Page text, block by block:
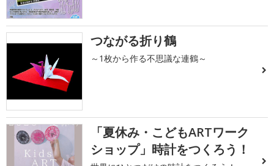
つながる折り鶴
～1枚から作る不思議な連鶴～
「夏休み・こどもARTワーク
ショップ」時計をつくろう！